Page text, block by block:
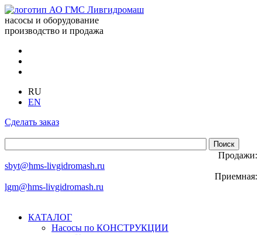
насосы и оборудование
производство и продажа
RU
EN
Сделать заказ
Продажи:
sbyt@hms-livgidromash.ru
Приемная:
lgm@hms-livgidromash.ru
КАТАЛОГ
Насосы по КОНСТРУКЦИИ